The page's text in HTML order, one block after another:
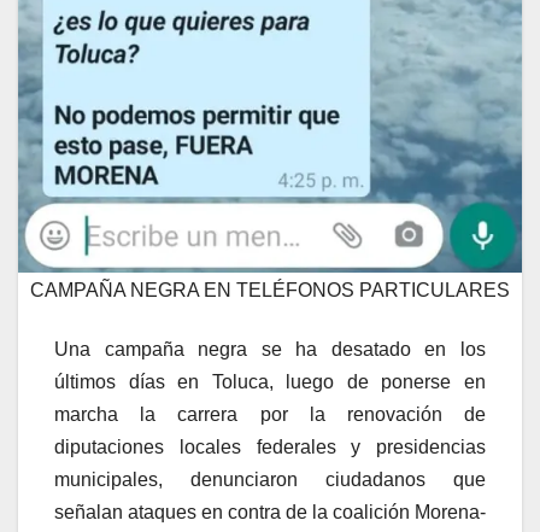
CAMPAÑA NEGRA EN TELÉFONOS PARTICULARES
Una campaña negra se ha desatado en los
últimos días en Toluca, luego de ponerse en
marcha la carrera por la renovación de
diputaciones locales federales y presidencias
municipales, denunciaron ciudadanos que
señalan ataques en contra de la coalición Morena-